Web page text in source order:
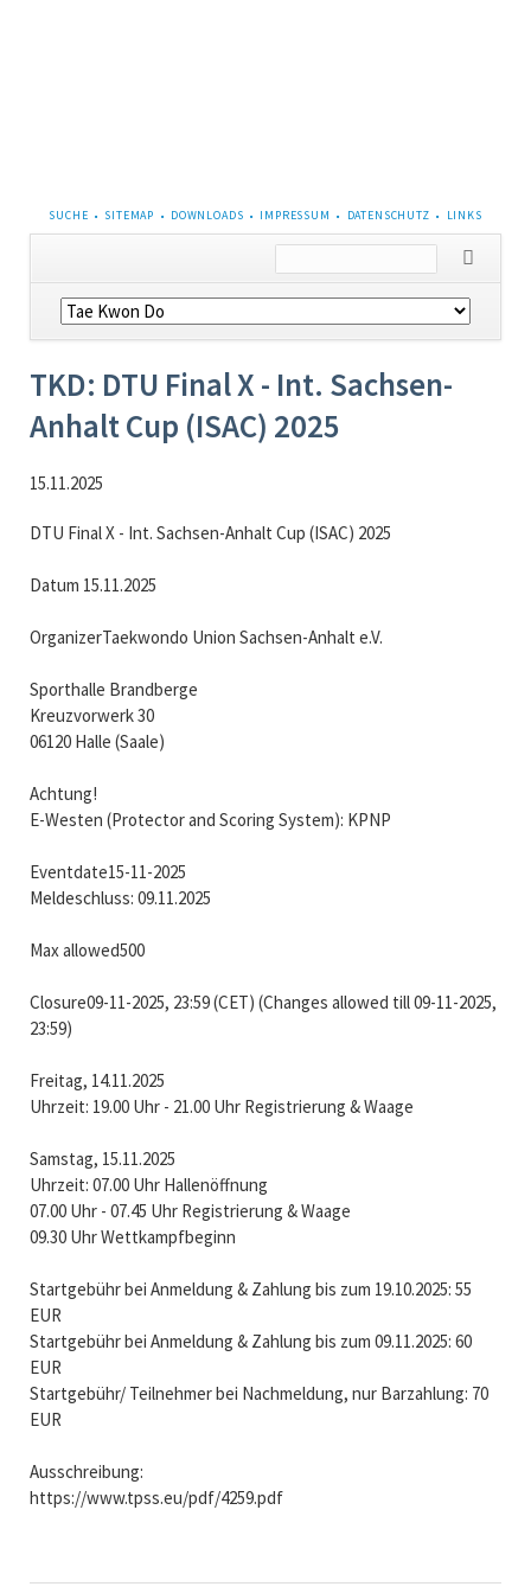
NAVIGATION
ÜBERSPRINGEN
SUCHE SITEMAP DOWNLOADS IMPRESSUM DATENSCHUTZ LINKS
Navigation
überspringen
TKD: DTU Final X - Int. Sachsen-
Anhalt Cup (ISAC) 2025
15.11.2025
DTU Final X - Int. Sachsen-Anhalt Cup (ISAC) 2025
Datum 15.11.2025
OrganizerTaekwondo Union Sachsen-Anhalt e.V.
Sporthalle Brandberge
Kreuzvorwerk 30
06120 Halle (Saale)
Achtung!
E-Westen (Protector and Scoring System): KPNP
Eventdate15-11-2025
Meldeschluss: 09.11.2025
Max allowed500
Closure09-11-2025, 23:59 (CET) (Changes allowed till 09-11-2025,
23:59)
Freitag, 14.11.2025
Uhrzeit: 19.00 Uhr - 21.00 Uhr Registrierung & Waage
Samstag, 15.11.2025
Uhrzeit: 07.00 Uhr Hallenöffnung
07.00 Uhr - 07.45 Uhr Registrierung & Waage
09.30 Uhr Wettkampfbeginn
Startgebühr bei Anmeldung & Zahlung bis zum 19.10.2025: 55
EUR
Startgebühr bei Anmeldung & Zahlung bis zum 09.11.2025: 60
EUR
Startgebühr/ Teilnehmer bei Nachmeldung, nur Barzahlung: 70
EUR
Ausschreibung:
https://www.tpss.eu/pdf/4259.pdf